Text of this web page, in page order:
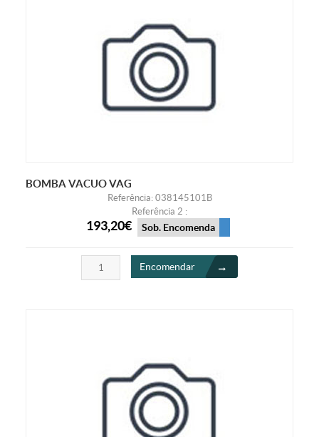
BOMBA VACUO VAG
Referência: 038145101B
Referência 2 :
193,20€ Sob. Encomenda
Encomendar